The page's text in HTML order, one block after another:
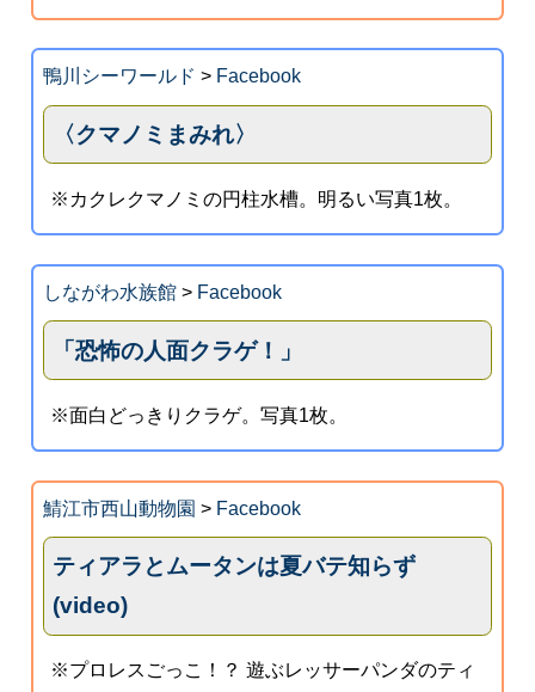
鴨川シーワールド > Facebook
〈クマノミまみれ〉
※カクレクマノミの円柱水槽。明るい写真1枚。
しながわ水族館> Facebook
「恐怖の人面クラゲ！」
※面白どっきりクラゲ。写真1枚。
鯖江市西山動物園 > Facebook
ティアラとムータンは夏バテ知らず
(video)
※プロレスごっこ！？ 遊ぶレッサーパンダのティ